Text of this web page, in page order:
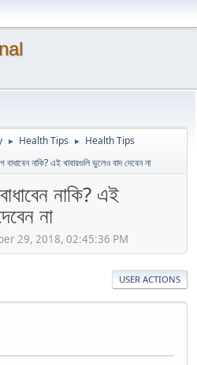
► Health Tips ► Health Tips
নাকি? এই খাবারগুলি ভুলেও বাদ দেবেন না
নাকি? এই
না
29, 2018, 02:45:36 PM
USER ACTIONS